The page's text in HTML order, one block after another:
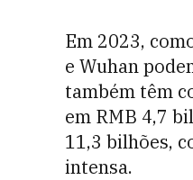
Em 2023,
e Wuhan
também têm
em RMB 4,7
11,3 bilhões,
intensa.